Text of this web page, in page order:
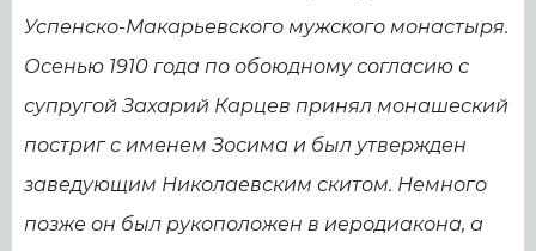
Успенско-Макарьевского мужского монастыря.
Осенью 1910 года по обоюдному согласию с
супругой Захарий Карцев принял монашеский
постриг с именем Зосима и был утвержден
заведующим Николаевским скитом. Немного
позже он был рукоположен в иеродиакона, а